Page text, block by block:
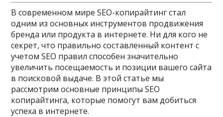
В современном мире SEO-копирайтинг стал
одним из основных инструментов продвижения
бренда или продукта в интернете. Ни для кого не
секрет, что правильно составленный контент с
учетом SEO правил способен значительно
увеличить посещаемость и позиции вашего сайта
в поисковой выдаче. В этой статье мы
рассмотрим основные принципы SEO
копирайтинга, которые помогут вам добиться
успеха в интернете.